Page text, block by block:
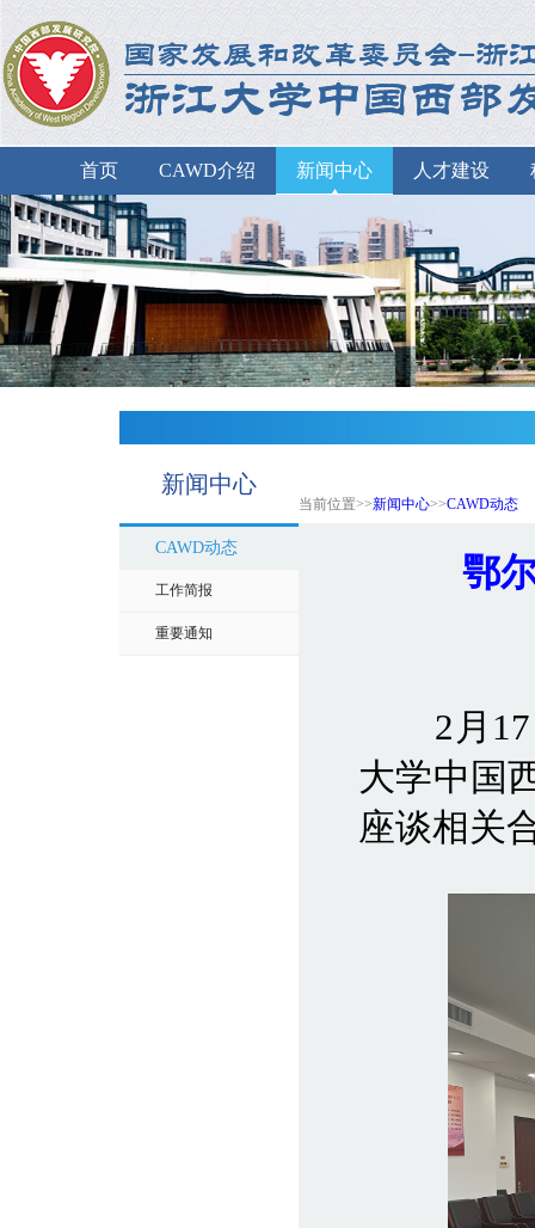
首页 CAWD介绍 新闻中心 人才建设
新闻中心
当前位置>>新闻中心>>CAWD动态
CAWD动态
工作简报
重要通知
鄂
2月17
大学中国
座谈相关